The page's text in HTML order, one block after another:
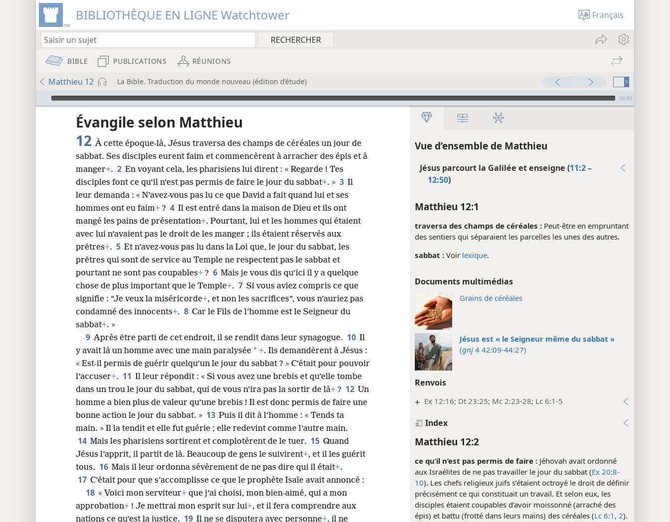
BIBLIOTHÈQUE EN LIGNE Watchtower Français
BIBLE PUBLICATIONS RÉUNIONS
Matthieu 12 La Bible. Traduction du monde nouveau (édition d’étude)
Audio Player 00:00
Vue d’ensemble de Matthieu
Jésus parcourt la Galilée et enseigne (11:2 –
12:50)
Matthieu 12:1
traversa des champs de céréales : Peut-être en empruntant
des sentiers qui séparaient les parcelles les unes des autres.
sabbat : Voir lexique.
Documents multimédias
Grains de céréales
Jésus est « le Seigneur même du sabbat »
(gnj 4 42:09-44:27)
Renvois
+ Ex 12:16; Dt 23:25; Mc 2:23-28; Lc 6:1-5
Index
Matthieu 12:2
ce qu’il n’est pas permis de faire : Jéhovah avait ordonné
aux Israélites de ne pas travailler le jour du sabbat (Ex 20:8-
10). Les chefs religieux juifs s’étaient octroyé le droit de définir
précisément ce qui constituait un travail. Et selon eux, les
disciples étaient coupables d’avoir moissonné (arraché des
épis) et battu (frotté dans leurs mains) des céréales (Lc 6:1, 2).
Évangile selon Matthieu
12 À cette époque-là, Jésus traversa des champs de céréales un jour de
sabbat. Ses disciples eurent faim et commencèrent à arracher des épis et à
manger+. 2 En voyant cela, les pharisiens lui dirent : « Regarde ! Tes
disciples font ce qu’il n’est pas permis de faire le jour du sabbat+. » 3 Il
leur demanda : « N’avez-vous pas lu ce que David a fait quand lui et ses
hommes ont eu faim+ ? 4 Il est entré dans la maison de Dieu et ils ont
mangé les pains de présentation+. Pourtant, lui et les hommes qui étaient
avec lui n’avaient pas le droit de les manger ; ils étaient réservés aux
prêtres+. 5 Et n’avez-vous pas lu dans la Loi que, le jour du sabbat, les
prêtres qui sont de service au Temple ne respectent pas le sabbat et
pourtant ne sont pas coupables+ ? 6 Mais je vous dis qu’ici il y a quelque
chose de plus important que le Temple+. 7 Si vous aviez compris ce que
signifie : “Je veux la miséricorde+, et non les sacrifices”, vous n’auriez pas
condamné des innocents+. 8 Car le Fils de l’homme est le Seigneur du
sabbat+. »
9 Après être parti de cet endroit, il se rendit dans leur synagogue. 10 Il
y avait là un homme avec une main paralysée * +. Ils demandèrent à Jésus :
« Est-il permis de guérir quelqu’un le jour du sabbat ? » C’était pour pouvoir
l’accuser+. 11 Il leur répondit : « Si vous avez une brebis et qu’elle tombe
dans un trou le jour du sabbat, qui de vous n’ira pas la sortir de là+ ? 12 Un
homme a bien plus de valeur qu’une brebis ! Il est donc permis de faire une
bonne action le jour du sabbat. » 13 Puis il dit à l’homme : « Tends ta
main. » Il la tendit et elle fut guérie ; elle redevint comme l’autre main.
14 Mais les pharisiens sortirent et complotèrent de le tuer. 15 Quand
Jésus l’apprit, il partit de là. Beaucoup de gens le suivirent+, et il les guérit
tous. 16 Mais il leur ordonna sévèrement de ne pas dire qui il était+.
17 C’était pour que s’accomplisse ce que le prophète Isaïe avait annoncé :
18 « Voici mon serviteur+ que j’ai choisi, mon bien-aimé, qui a mon
approbation+ ! Je mettrai mon esprit sur lui+, et il fera comprendre aux
nations ce qu’est la justice. 19 Il ne se disputera avec personne+, il ne